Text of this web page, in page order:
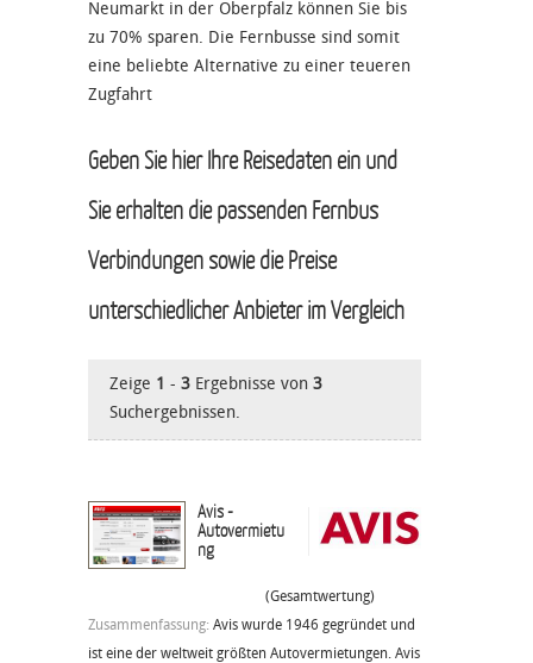
Neumarkt in der Oberpfalz können Sie bis
zu 70% sparen. Die Fernbusse sind somit
eine beliebte Alternative zu einer teueren
Zugfahrt
Geben Sie hier Ihre Reisedaten ein und
Sie erhalten die passenden Fernbus
Verbindungen sowie die Preise
unterschiedlicher Anbieter im Vergleich
Zeige 1 - 3 Ergebnisse von 3
Suchergebnissen.
Avis -
Autovermietu
ng
(Gesamtwertung)
Zusammenfassung: Avis wurde 1946 gegründet und
ist eine der weltweit größten Autovermietungen. Avis